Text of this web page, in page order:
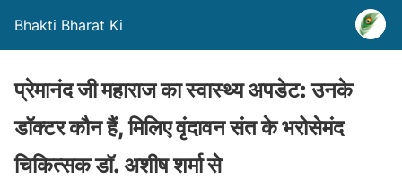
Bhakti Bharat Ki
प्रेमानंद जी महाराज का स्वास्थ्य अपडेट: उनके
डॉक्टर कौन हैं, मिलिए वृंदावन संत के भरोसेमंद
चिकित्सक डॉ. अशीष शर्मा से